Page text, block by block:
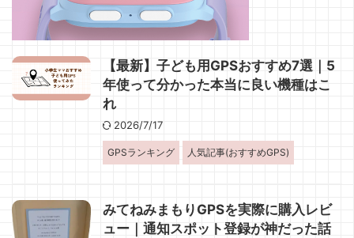
【最新】子ども用GPSおすすめ7選｜5
年使って分かった本当に良い機種はこ
れ
2026/7/17
GPSランキング 人気記事(おすすめGPS)
みてねみまもりGPSを実際に購入レビ
ュー｜通知スポット登録が神だった話